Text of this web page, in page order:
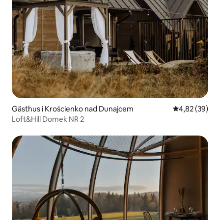
Gästhus i Krościenko nad Dunajcem 4,82 av 5 i
4,82 (39)
Loft&Hill Domek NR 2